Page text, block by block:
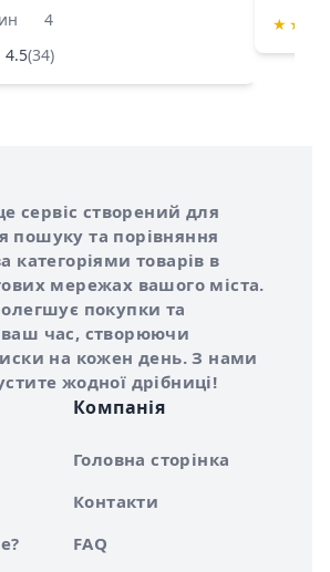
4
4.5(34)
★ ★
сервіс створений для
пошуку та порівняння
категоріями товарів в
мережах вашого міста.
покупки та
час, створюючи
на кожен день. З нами
жодної дрібниці!
Компанія
Головна сторінка
Контакти
FAQ